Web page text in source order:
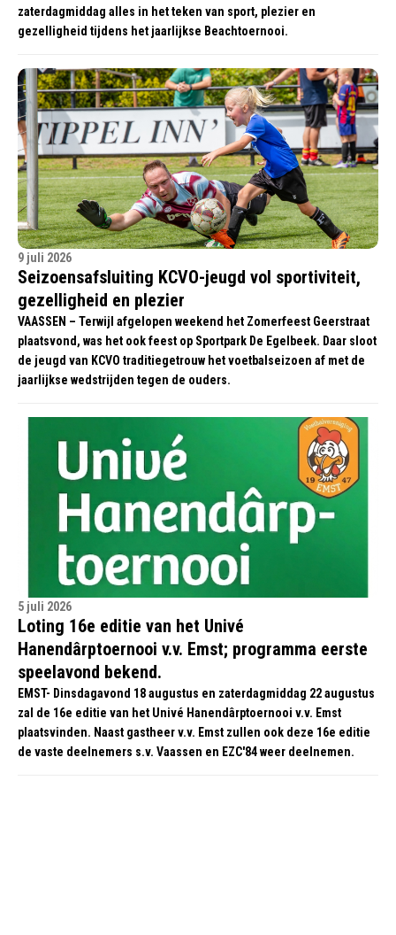
zaterdagmiddag alles in het teken van sport, plezier en
gezelligheid tijdens het jaarlijkse Beachtoernooi.
9 juli 2026
Seizoensafsluiting KCVO-jeugd vol sportiviteit,
gezelligheid en plezier
VAASSEN – Terwijl afgelopen weekend het Zomerfeest Geerstraat
plaatsvond, was het ook feest op Sportpark De Egelbeek. Daar sloot
de jeugd van KCVO traditiegetrouw het voetbalseizoen af met de
jaarlijkse wedstrijden tegen de ouders.
5 juli 2026
Loting 16e editie van het Univé
Hanendârptoernooi v.v. Emst; programma eerste
speelavond bekend.
EMST- Dinsdagavond 18 augustus en zaterdagmiddag 22 augustus
zal de 16e editie van het Univé Hanendârptoernooi v.v. Emst
plaatsvinden. Naast gastheer v.v. Emst zullen ook deze 16e editie
de vaste deelnemers s.v. Vaassen en EZC'84 weer deelnemen.